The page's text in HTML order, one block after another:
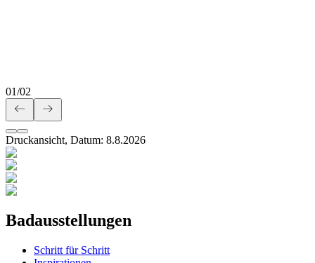
01/02
Druckansicht, Datum: 8.8.2026
Badausstellungen
Schritt für Schritt